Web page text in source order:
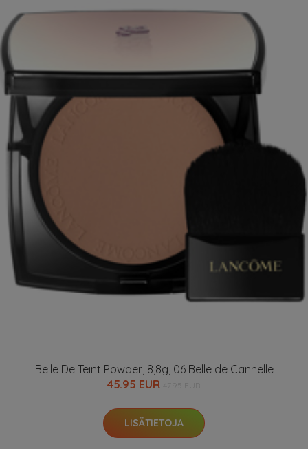
Belle De Teint Powder, 8,8g, 06 Belle de Cannelle
45.95 EUR
LISÄTIETOJA